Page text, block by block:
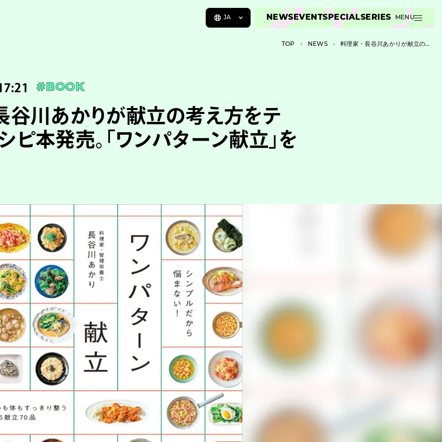
JA NEWS EVENTSPECIALSERIES MENU
TOP NEWS 料理家・長谷川あかりが献立の考え方をテーマにレシピ本発売。「ワンパターン献立」を提案
#BOOK
谷川あかりが献立の考え方をテ
ピ本発売。「ワンパターン献立」を